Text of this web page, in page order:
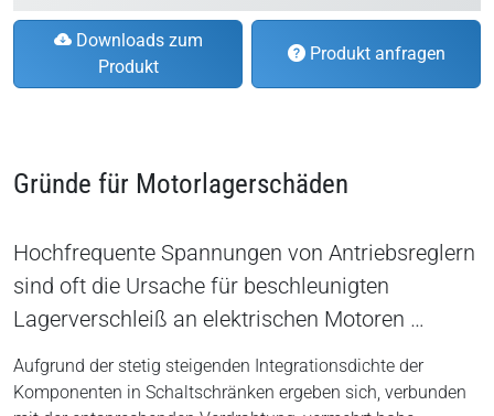
Downloads zum
Produkt
Produkt anfragen
Gründe für Motorlagerschäden
Hochfrequente Spannungen von Antriebsreglern
sind oft die Ursache für beschleunigten
Lagerverschleiß an elektrischen Motoren …
Aufgrund der stetig steigenden Integrationsdichte der
Komponenten in Schaltschränken ergeben sich, verbunden